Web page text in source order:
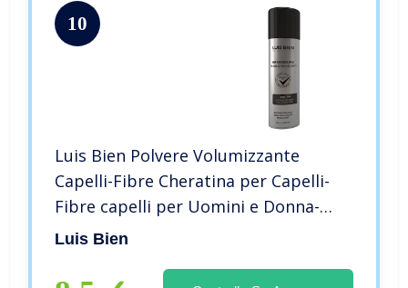
10
Luis Bien Polvere Volumizzante
Capelli-Fibre Cheratina per Capelli-
Fibre capelli per Uomini e Donna-
Ispessimento Dei Capelli Spray-
Rilevabile-100 ML(Nero)
Luis Bien